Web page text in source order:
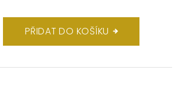
PŘIDAT DO KOŠÍKU